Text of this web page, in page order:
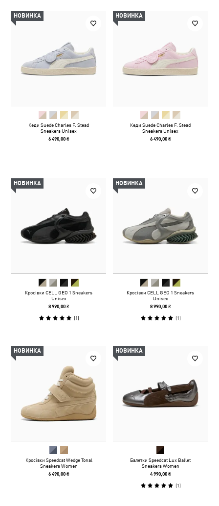
НОВИНКА
Кеди Suede Charles F. Stead
Sneakers Unisex
6 490,00 ₴
НОВИНКА
Кеди Suede Charles F. Stead
Sneakers Unisex
6 490,00 ₴
НОВИНКА
Кросівки CELL GEO 1 Sneakers
Unisex
8 990,00 ₴
(1)
НОВИНКА
Кросівки CELL GEO 1 Sneakers
Unisex
8 990,00 ₴
(1)
НОВИНКА
Кросівки Speedcat Wedge Tonal
Sneakers Women
6 490,00 ₴
НОВИНКА
Балетки Speedcat Lux Ballet
Sneakers Women
4 990,00 ₴
(1)